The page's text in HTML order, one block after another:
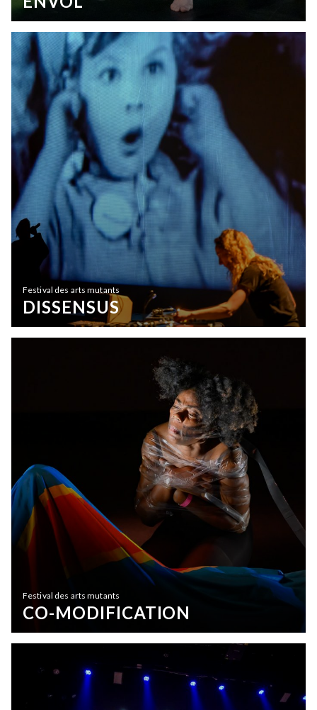
Festival des arts mutants
DISSENSUS
Festival des arts mutants
CO-MODIFICATION